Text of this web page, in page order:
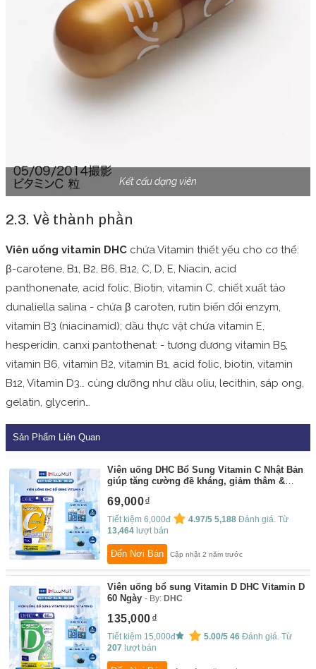
Kết cấu dạng viên
2.3. Về thành phần
Viên uống vitamin DHC chứa Vitamin thiết yếu cho cơ thể:
β-carotene, B1, B2, B6, B12, C, D, E, Niacin, acid
panthonenate, acid folic, Biotin, vitamin C, chiết xuất tảo
dunaliella salina - chứa β caroten, rutin biến đổi enzym,
vitamin B3 (niacinamid); dầu thực vật chứa vitamin E,
hesperidin, canxi pantothenat: - tương đương vitamin B5,
vitamin B6, vitamin B2, vitamin B1, acid folic, biotin, vitamin
B12, Vitamin D3… cùng dưỡng như dầu oliu, lecithin, sáp ong,
gelatin, glycerin…
Sản Phẩm Liên Quan
Viên uống DHC Bổ Sung Vitamin C Nhật Bản
giúp tăng cường đề kháng, giảm thâm &
69,000
Tiết kiệm 6,000đ 4.97/5 5,188 Đánh giá. Từ
13,464 lượt bán
Đến Nơi Bán Cập nhật 2 năm trước
Viên uống bổ sung Vitamin D DHC Vitamin D
60 Ngày
By:DHC
135,000
Tiết kiệm 15,000đ 5.00/5 46 Đánh giá. Từ
207 lượt bán